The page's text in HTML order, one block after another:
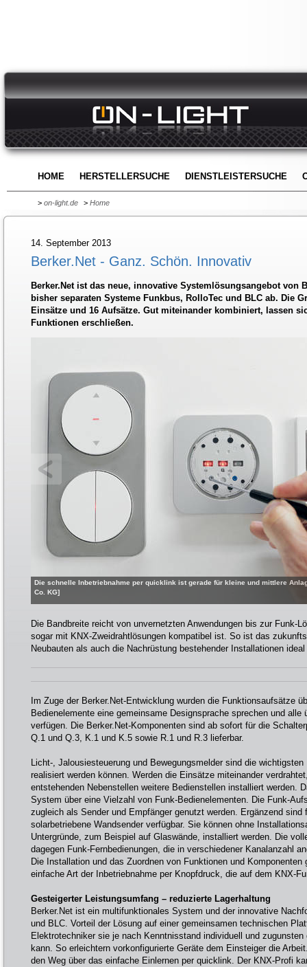
HOME HERSTELLERSUCHE DIENSTLEISTERSUCHE
> on-light.de > Home
14. September 2013
Berker.Net - Ganz. Schön. Innovativ
Berker.Net ist das neue, innovative Systemlösungsangebot von
bisher separaten Systeme Funkbus, RolloTec und BLC ab. Die
Einsätze und 16 Aufsätze. Gut miteinander kombiniert, lassen
Funktionen erschließen.
Die schnelle Inbetriebnahme per quicklink ist gerade für kleine und mittlere
Co. KG]
Die Bandbreite reicht von unvernetzten Anwendungen bis zur Funk-
sogar mit KNX-Zweidrahtlösungen kompatibel ist. So ist das
Neubauten als auch die Nachrüstung bestehender Installationen
Im Zuge der Berker.Net-Entwicklung wurden die Funktionsaufsätze
Bedienelemente eine gemeinsame Designsprache sprechen und alle
verfügen. Die Berker.Net-Komponenten sind ab sofort für die
Q.1 und Q.3, K.1 und K.5 sowie R.1 und R.3 lieferbar.
Licht-, Jalousiesteuerung und Bewegungsmelder sind die
realisiert werden können. Werden die Einsätze miteinander
entstehenden Nebenstellen weitere Bedienstellen installiert werden.
System über eine Vielzahl von Funk-Bedienelementen. Die Funk-
zugleich als Sender und Empfänger genutzt werden. Ergänzend sind
solarbetriebene Wandsender verfügbar. Sie können ohne
Untergründe, zum Beispiel auf Glaswände, installiert werden. Die
dagegen Funk-Fernbedienungen, die in verschiedener Kanalanzahl
Die Installation und das Zuordnen von Funktionen und
einfache Art der Inbetriebnahme per Knopfdruck, die auf dem KNX-
Gesteigerter Leistungsumfang – reduzierte Lagerhaltung
Berker.Net ist ein multifunktionales System und der innovative
und BLC. Vorteil der Lösung auf einer gemeinsamen technischen
Elektrotechniker sie je nach Kenntnisstand individuell und
kann. So erleichtern vorkonfigurierte Geräte dem Einsteiger die
den Weg über das einfache Einlernen per quicklink. Der KNX-Profi